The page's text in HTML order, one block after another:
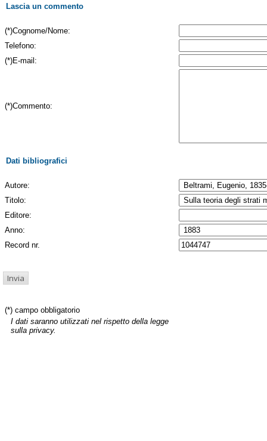
Lascia un commento
(*)Cognome/Nome:
Telefono:
(*)E-mail:
(*)Commento:
Dati bibliografici
Autore:
Titolo:
Editore:
Anno:
Record nr.
(*) campo obbligatorio
I dati saranno utilizzati nel rispetto della legge
sulla privacy.